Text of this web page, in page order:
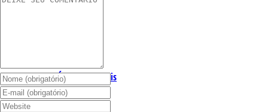
Óleos Essenciais